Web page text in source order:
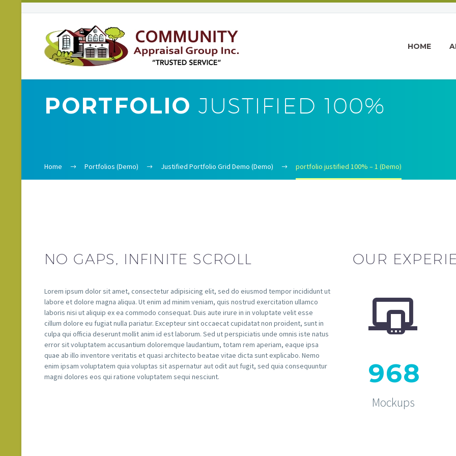
HOME
PORTFOLIO JUSTIFIED 100%
Home Portfolios (Demo) Justified Portfolio Grid Demo (Demo) portfolio justified 100% – 1 (Demo)
NO GAPS, INFINITE SCROLL
Lorem ipsum dolor sit amet, consectetur adipisicing elit, sed do eiusmod tempor incididunt ut
labore et dolore magna aliqua. Ut enim ad minim veniam, quis nostrud exercitation ullamco
laboris nisi ut aliquip ex ea commodo consequat. Duis aute irure in in voluptate velit esse
cillum dolore eu fugiat nulla pariatur. Excepteur sint occaecat cupidatat non proident, sunt in
culpa qui officia deserunt mollit anim id est laborum. Sed ut perspiciatis unde omnis iste natus
error sit voluptatem accusantium doloremque laudantium, totam rem aperiam, eaque ipsa
quae ab illo inventore veritatis et quasi architecto beatae vitae dicta sunt explicabo. Nemo
enim ipsam voluptatem quia voluptas sit aspernatur aut odit aut fugit, sed quia consequuntur
magni dolores eos qui ratione voluptatem sequi nesciunt.
OUR


968
Mockups